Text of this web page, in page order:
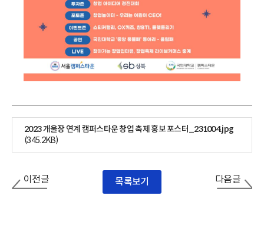
2023 개울장 연계 캠퍼스타운 창업 축제 홍보 포스터_231004.jpg
(345.2KB)
이전글 목록보기 다음글